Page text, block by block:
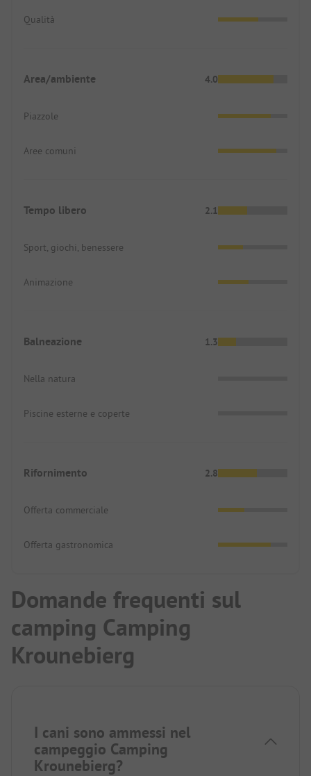
Qualità
Area/ambiente 4.0
Piazzole
Aree comuni
Tempo libero 2.1
Sport, giochi, benessere
Animazione
Balneazione 1.3
Nella natura
Piscine esterne e coperte
Rifornimento 2.8
Offerta commerciale
Offerta gastronomica
Domande frequenti sul
camping Camping
Krounebierg
I cani sono ammessi nel
campeggio Camping
Krounebierg?